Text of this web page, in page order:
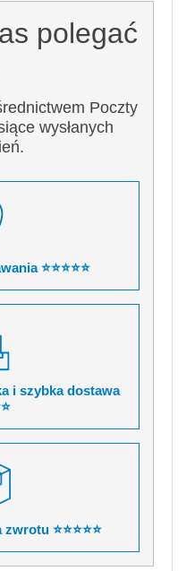
polegać
Poczty
wysłanych
⭐⭐⭐⭐⭐
i szybka dostawa
⭐⭐⭐⭐⭐